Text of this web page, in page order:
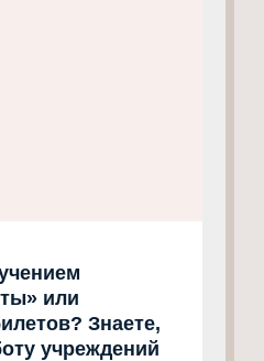
или
Знаете,
учреждений